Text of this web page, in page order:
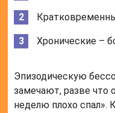
Хронические –
Эпизодическую
замечают, разве что
неделю плохо спал».